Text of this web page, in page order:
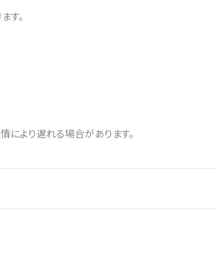
す。
により遅れる場合があります。